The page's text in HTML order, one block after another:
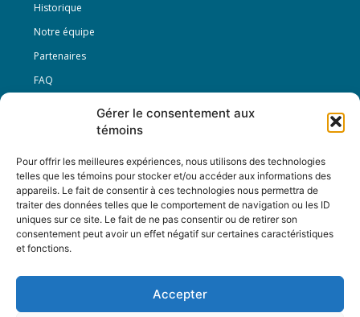
Gérer le consentement aux
témoins
Pour offrir les meilleures expériences, nous utilisons des technologies
telles que les témoins pour stocker et/ou accéder aux informations des
appareils. Le fait de consentir à ces technologies nous permettra de
traiter des données telles que le comportement de navigation ou les ID
uniques sur ce site. Le fait de ne pas consentir ou de retirer son
consentement peut avoir un effet négatif sur certaines caractéristiques
et fonctions.
Accepter
Historique
Notre équipe
Partenaires
FAQ
Conditions générales
Nous Suivre
Contactez-nous :
12-3894 rue Sainte-Catherine Est,